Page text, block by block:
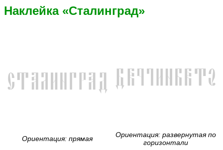
Наклейка «Сталинград»
Ориентация: прямая
Ориентация: развернутая по
горизонтали